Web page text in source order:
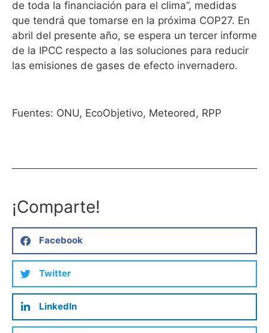
de toda la financiación para el clima”, medidas
que tendrá que tomarse en la próxima COP27. En
abril del presente año, se espera un tercer informe
de la IPCC respecto a las soluciones para reducir
las emisiones de gases de efecto invernadero.
Fuentes: ONU, EcoObjetivo, Meteored, RPP
¡Comparte!
Facebook
Twitter
LinkedIn